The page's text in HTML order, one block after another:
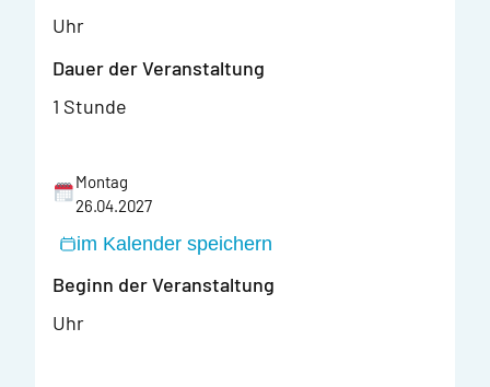
Uhr
Dauer der Veranstaltung
1 Stunde
Montag
26.04.2027
im Kalender speichern
Beginn der Veranstaltung
Uhr